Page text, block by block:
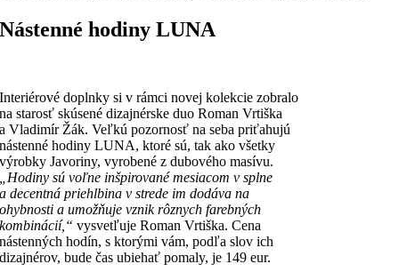
Nástenné hodiny LUNA
Interiérové doplnky si v rámci novej kolekcie zobralo
na starosť skúsené dizajnérske duo Roman Vrtiška
a Vladimír Žák. Veľkú pozornosť na seba priťahujú
nástenné hodiny LUNA, ktoré sú, tak ako všetky
výrobky Javoriny, vyrobené z dubového masívu.
„Hodiny sú voľne inšpirované mesiacom v splne
a decentná priehlbina v strede im dodáva na
ohybnosti a umožňuje vznik rôznych farebných
kombinácií,“ vysvetľuje Roman Vrtiška. Cena
nástenných hodín, s ktorými vám, podľa slov ich
dizajnérov, bude čas ubiehať pomaly, je 149 eur.